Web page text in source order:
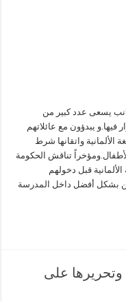
يسعى عدد كبير من
فيها.و يبدؤون مع عائلاتهم
الألمانية واتقانها شرط
تناقش الحكومة
الألمانية قبل دخولهم
بشكل أفضل داخل المدرسة
وتحريرها على